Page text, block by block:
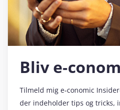
Bliv
Tilmeld mig e‑conomic
der indeholder tips og tricks,